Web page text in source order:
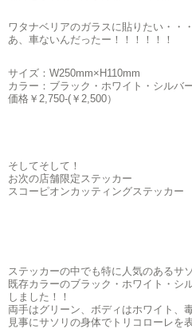
ワタナベリアのガラスに貼りたい・・
あ、車ないんだったー！！！！！！
サイズ：W250mm×H110mm
カラー：ブラック・ホワイト・シルバ
価格￥2,750-(￥2,500）
そしてそして！
お次の店舗限定ステッカー
スコーピオンカッティングステッカー
ステッカーの中でも特に人気のあるサ
既存カラーのブラック・ホワイト・シ
しました！！
両手はグリーン、ボディはホワイト、
見事にサソリの身体でトリコローレを